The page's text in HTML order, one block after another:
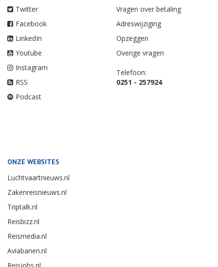
Twitter
Facebook
LinkedIn
Youtube
Instagram
RSS
Podcast
Vragen over betaling
Adreswijziging
Opzeggen
Overige vragen
Telefoon:
0251 - 257924
ONZE WEBSITES
Luchtvaartnieuws.nl
Zakenreisnieuws.nl
Triptalk.nl
Reisbizz.nl
Reismedia.nl
Aviabanen.nl